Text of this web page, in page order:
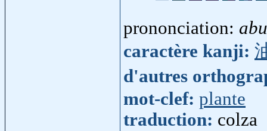
prononciation:
caractère kanji:
d'autres
mot-clef: plante
traduction: colza